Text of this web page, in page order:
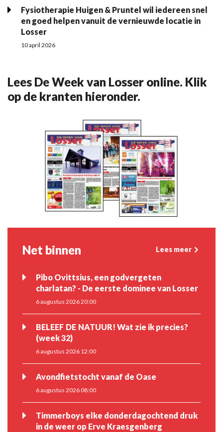
Fysiotherapie Huigen & Pruntel wil iedereen snel
en goed helpen vanuit de vernieuwde locatie in
Losser
10 april 2026
Lees De Week van Losser online. Klik
op de kranten hieronder.
Net binnen Lees meer
Pibo Ovittsius, een godvergeten
charlatan? - De eerste dominee van Losser
6 augustus 2026 20:00
BELEEF DE NATUUR! Wat zie ik precies?
(week 32)
6 augustus 2026 12:00
Avondfietstocht vanaf de Oase
6 augustus 2026 08:00
Timmerboys elke donderdagochtend druk
in de weer op Erve Kraesgenberg